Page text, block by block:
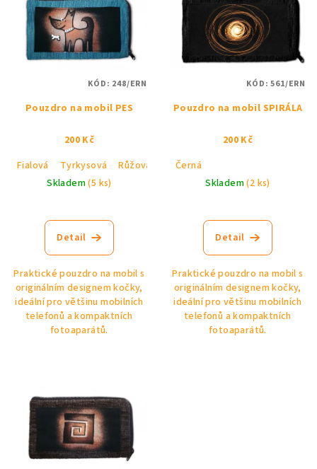
Pouzdro na mobil PES
200 Kč
Fialová
Tyrkysová Růžová
Černá
Skladem(5 ks)
Detail
Praktické pouzdro na mobil s
originálním designem kočky,
ideální pro většinu mobilních
telefonů a kompaktních
fotoaparátů.
KÓD: 248/ERN
Pouzdro na mobil SPIRÁLA
200 Kč
Černá
Skladem(2 ks)
Detail
Praktické pouzdro na mobil s
originálním designem kočky,
ideální pro většinu mobilních
telefonů a kompaktních
fotoaparátů.
KÓD:561/ERN